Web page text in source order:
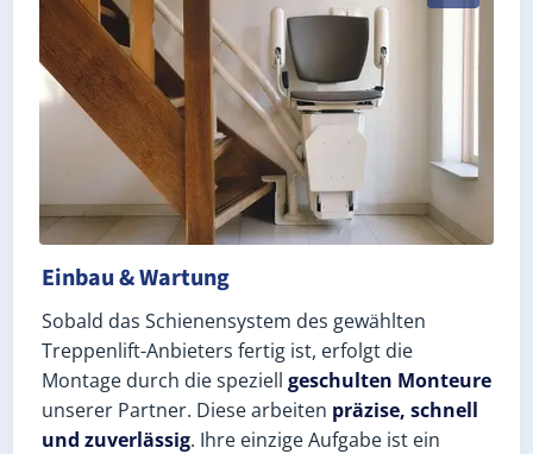
Einbau & Wartung
Sobald das Schienensystem des gewählten
Treppenlift-Anbieters fertig ist, erfolgt die
Montage durch die speziell geschulten Monteure
unserer Partner. Diese arbeiten präzise, schnell
und zuverlässig. Ihre einzige Aufgabe ist ein